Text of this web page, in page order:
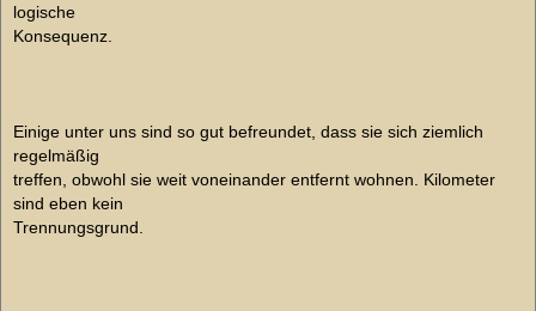
logische
Konsequenz.
Einige unter uns sind so gut befreundet, dass sie sich ziemlich
regelmäßig
treffen, obwohl sie weit voneinander entfernt wohnen. Kilometer
sind eben kein
Trennungsgrund.